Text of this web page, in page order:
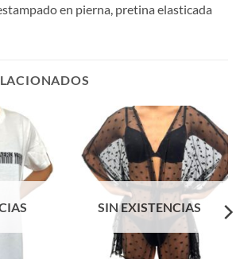
en pierna, pretina elasticada
SIN EXISTENCIAS